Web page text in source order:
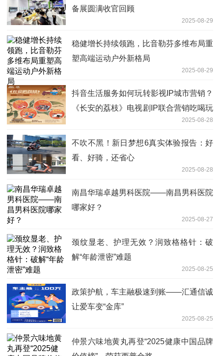
备展圆满收官回顾
2025-08-29
稳健增长持续领跑，比音勒芬多维布局重
塑高端运动户外新格局
2025-08-29
抖音生活服务如何玩转影视IP城市营销？
《长安的荔枝》电视剧IP联合营销吃喝玩
2025-08-28
不吹不黑！新日梦想6真实体验报告：好
看、好骑，还省心
2025-08-28
南昌华瑞卓越男科医院——南昌男科医院
哪家好？
2025-08-27
颈纹显老、护理无效？润致格格针：破
解“年龄泄密”难题
2025-08-25
政策护航，车主融极速到账——汇通信诚
让爱车变“金库”
2025-08-25
仲景六味地黄丸再登“2025健康中国品牌